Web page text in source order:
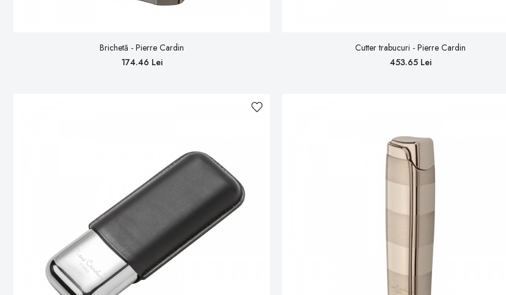
Brichetă - Pierre Cardin
174.46 Lei
Cutter trabucuri - Pierre Cardin
453.65 Lei